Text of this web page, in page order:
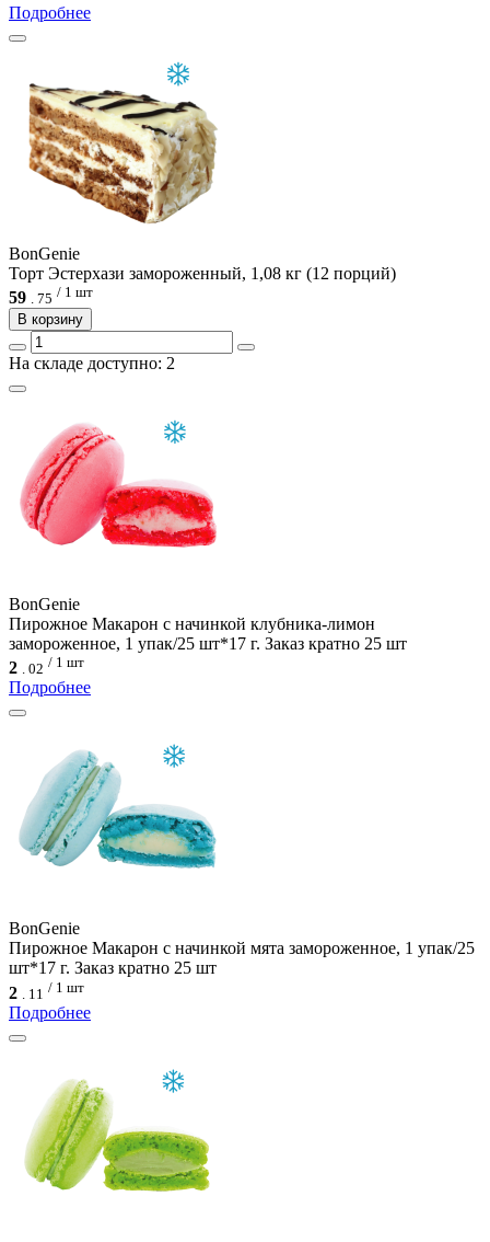
Подробнее
BonGenie
Торт Эстерхази замороженный, 1,08 кг (12 порций)
59 . 75 / 1 шт
В корзину
На складе доступно: 2
BonGenie
Пирожное Макарон с начинкой клубника-лимон
замороженное, 1 упак/25 шт*17 г. Заказ кратно 25 шт
2 . 02 / 1 шт
Подробнее
BonGenie
Пирожное Макарон с начинкой мята замороженное, 1 упак/25
шт*17 г. Заказ кратно 25 шт
2
11 / 1 шт
Подробнее